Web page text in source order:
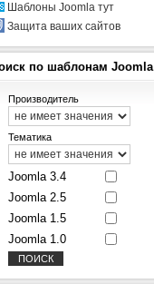
Шаблоны Joomla тут
Защита ваших сайтов
по шаблонам Joomla
Производитель
Тематика
Joomla 3.4
Joomla 2.5
Joomla 1.5
Joomla 1.0